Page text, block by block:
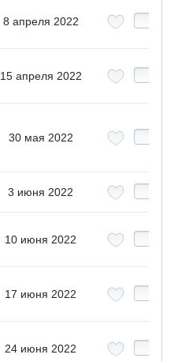
8 апреля 2022
15 апреля 2022
30 мая 2022
3 июня 2022
10 июня 2022
17 июня 2022
24 июня 2022